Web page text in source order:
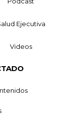
Ejecutiva
Videos